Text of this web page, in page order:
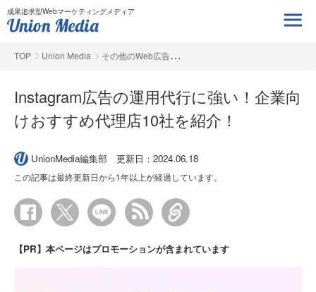
成果追求型Webマーケティングメディア
TOP Union Media その他のWeb広告
Instagram広告の運用代行に強い！企業向
けおすすめ代理店10社を紹介！
UnionMedia編集部 更新日：2024.06.18
この記事は最終更新日から1年以上が経過しています。
【PR】本ページはプロモーションが含まれています